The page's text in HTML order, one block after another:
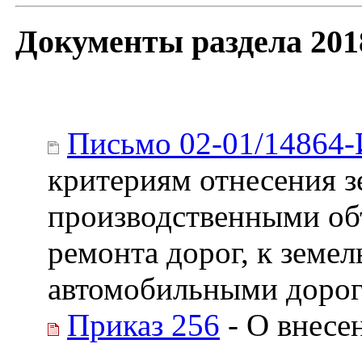
Документы раздела
Письмо 02-01/
критериям отнесения
производственными
ремонта дорог, к
автомобильными
Приказ 256 - О